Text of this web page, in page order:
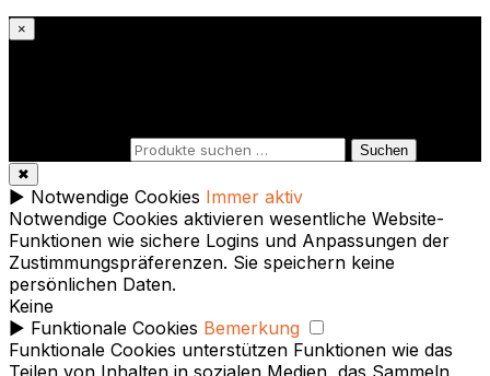
×
Suchen
✖
► Notwendige Cookies Immer aktiv
Notwendige Cookies aktivieren wesentliche Website-
Funktionen wie sichere Logins und Anpassungen der
Zustimmungspräferenzen. Sie speichern keine
persönlichen Daten.
Keine
► Funktionale Cookies Bemerkung
Funktionale Cookies unterstützen Funktionen wie das
Teilen von Inhalten in sozialen Medien, das Sammeln